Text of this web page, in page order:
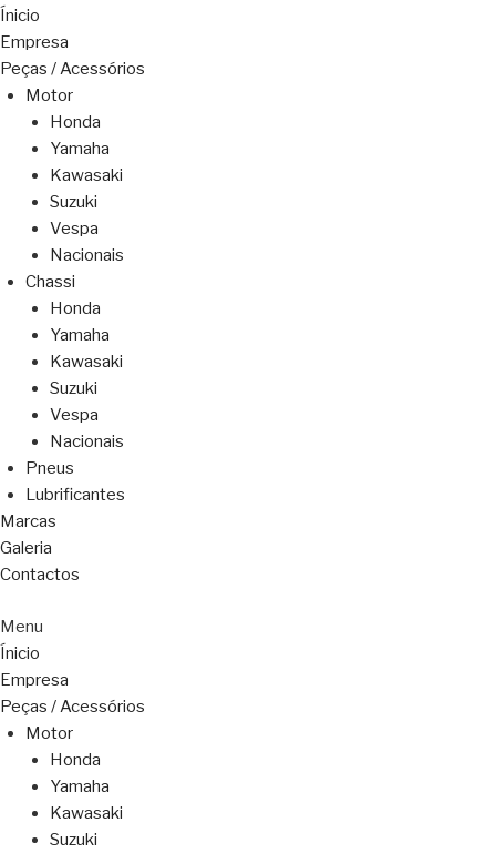
Ínicio
Empresa
Peças / Acessórios
Motor
Honda
Yamaha
Kawasaki
Suzuki
Vespa
Nacionais
Chassi
Honda
Yamaha
Kawasaki
Suzuki
Vespa
Nacionais
Pneus
Lubrificantes
Marcas
Galeria
Contactos
Menu
Ínicio
Empresa
Peças / Acessórios
Motor
Honda
Yamaha
Kawasaki
Suzuki